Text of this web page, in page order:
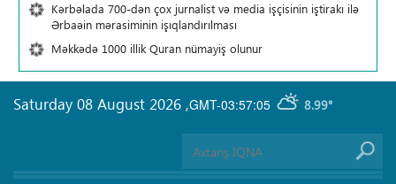
Kərbəlada 700-dən çox jurnalist və media işçisinin iştirakı ilə
Ərbaəin mərasiminin işıqlandırılması
Məkkədə 1000 illik Quran nümayiş olunur
GMT-03:57:05 8.99°
Saturday 08 August 2026 ,